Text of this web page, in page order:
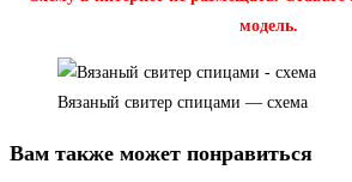
модель.
Вязаный свитер спицами — схема
Вам также может понравиться